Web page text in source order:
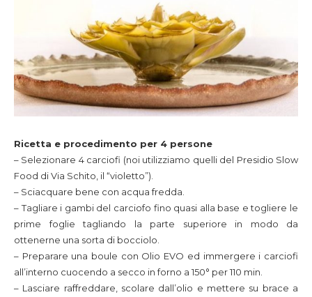
Ricetta e procedimento per 4 persone
– Selezionare 4 carciofi (noi utilizziamo quelli del Presidio Slow
Food di Via Schito, il “violetto”).
– Sciacquare bene con acqua fredda.
– Tagliare i gambi del carciofo fino quasi alla base e togliere le
prime foglie tagliando la parte superiore in modo da
ottenerne una sorta di bocciolo.
– Preparare una boule con Olio EVO ed immergere i carciofi
all’interno cuocendo a secco in forno a 150° per 110 min.
– Lasciare raffreddare, scolare dall’olio e mettere su brace a